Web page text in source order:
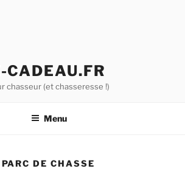
CADEAU.FR
chasseur (et chasseresse !)
Menu
PARC DE CHASSE